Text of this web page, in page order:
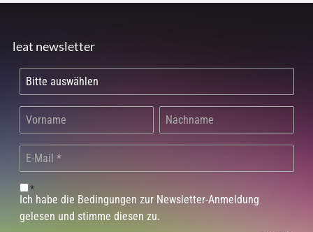
leat newsletter
*
Ich habe die Bedingungen zur Newsletter-Anmeldung
gelesen und stimme diesen zu.